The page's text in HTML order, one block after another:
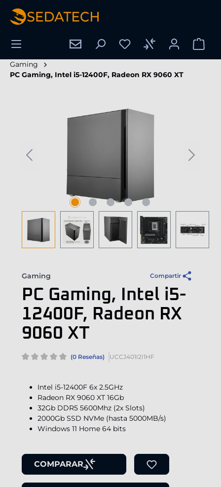
principal
Gaming
PC Gaming, Intel i5-12400F, Radeon RX 9060 XT
Gaming Compartir
PC Gaming, Intel i5-
12400F, Radeon RX
9060 XT
(0 Reseñas) UCCJ401I2I1HF
Intel i5-12400F 6x 2.5GHz
Radeon RX 9060 XT 16Gb
32Gb DDR5 5600Mhz (2x Slots)
2000Gb SSD NVMe (hasta 5000MB/s)
Windows 11 Home 64 bits
COMPARAR